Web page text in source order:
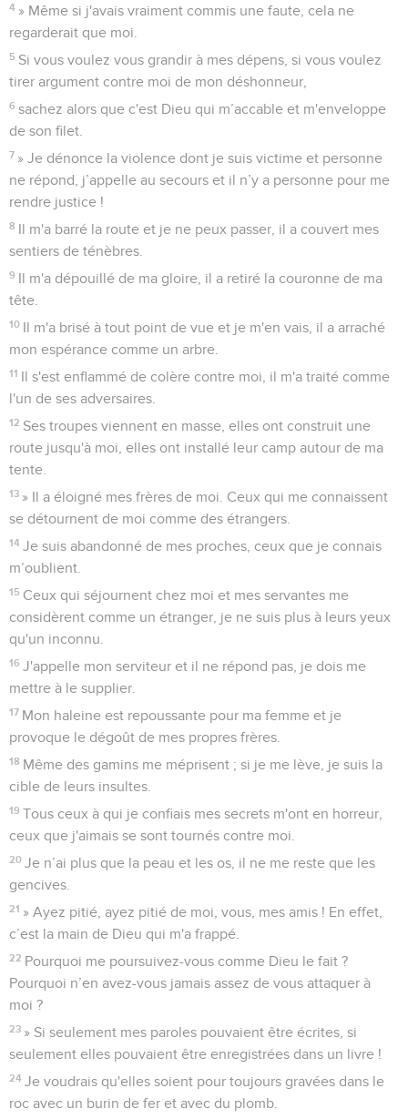
4 » Même si j'avais vraiment commis une faute, cela ne
regarderait que moi.
5 Si vous voulez vous grandir à mes dépens, si vous voulez
tirer argument contre moi de mon déshonneur,
6 sachez alors que c'est Dieu qui m’accable et m'enveloppe
de son filet.
7 » Je dénonce la violence dont je suis victime et personne
ne répond, j’appelle au secours et il n’y a personne pour me
rendre justice !
8 Il m'a barré la route et je ne peux passer, il a couvert mes
sentiers de ténèbres.
9 Il m'a dépouillé de ma gloire, il a retiré la couronne de ma
tête.
10 Il m'a brisé à tout point de vue et je m'en vais, il a arraché
mon espérance comme un arbre.
11 Il s'est enflammé de colère contre moi, il m'a traité comme
l'un de ses adversaires.
12 Ses troupes viennent en masse, elles ont construit une
route jusqu'à moi, elles ont installé leur camp autour de ma
tente.
13 » Il a éloigné mes frères de moi. Ceux qui me connaissent
se détournent de moi comme des étrangers.
14 Je suis abandonné de mes proches, ceux que je connais
m’oublient.
15 Ceux qui séjournent chez moi et mes servantes me
considèrent comme un étranger, je ne suis plus à leurs yeux
qu'un inconnu.
16 J'appelle mon serviteur et il ne répond pas, je dois me
mettre à le supplier.
17 Mon haleine est repoussante pour ma femme et je
provoque le dégoût de mes propres frères.
18 Même des gamins me méprisent ; si je me lève, je suis la
cible de leurs insultes.
19 Tous ceux à qui je confiais mes secrets m'ont en horreur,
ceux que j'aimais se sont tournés contre moi.
20 Je n’ai plus que la peau et les os, il ne me reste que les
gencives.
21 » Ayez pitié, ayez pitié de moi, vous, mes amis ! En effet,
c’est la main de Dieu qui m'a frappé.
22 Pourquoi me poursuivez-vous comme Dieu le fait ?
Pourquoi n’en avez-vous jamais assez de vous attaquer à
moi ?
23 » Si seulement mes paroles pouvaient être écrites, si
seulement elles pouvaient être enregistrées dans un livre !
24 Je voudrais qu'elles soient pour toujours gravées dans le
roc avec un burin de fer et avec du plomb.